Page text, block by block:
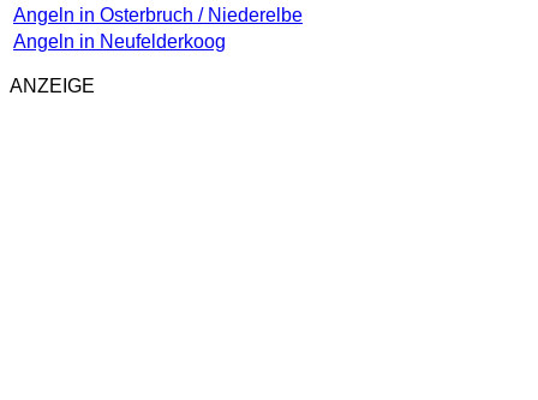
Angeln in Osterbruch / Niederelbe
Angeln in Neufelderkoog
ANZEIGE